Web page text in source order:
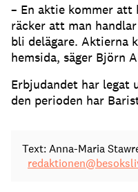
– En aktie kommer
räcker att man
bli delägare. Aktierna
hemsida, säger Björn
Erbjudandet har legat
den perioden har
Text: Anna-Maria